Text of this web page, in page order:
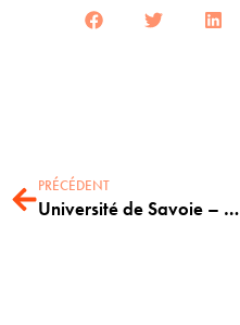
PRÉCÉDENT
Université de Savoie – Violences Sexistes et Sexuelles